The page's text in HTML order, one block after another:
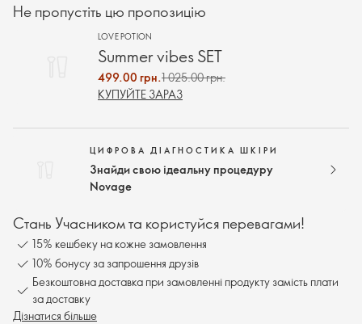
Не пропустіть цю пропозицію
LOVE POTION
Summer vibes SET
499.00 грн.1 025.00 грн.
КУПУЙТЕ ЗАРАЗ
ЦИФРОВА ДІАГНОСТИКА ШКІРИ
Знайди свою ідеальну процедуру
Novage
Стань Учасником та користуйся перевагами!
15% кешбеку на кожне замовлення
10% бонусу за запрошення друзів
Безкоштовна доставка при замовленні продукту замість плати
за доставку
Дізнатися більше